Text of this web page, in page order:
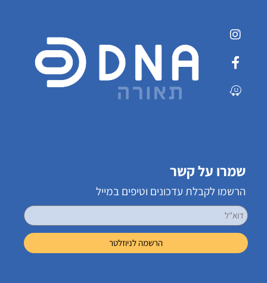
שמרו על קשר
הרשמו לקבלת עדכונים וטיפים במייל